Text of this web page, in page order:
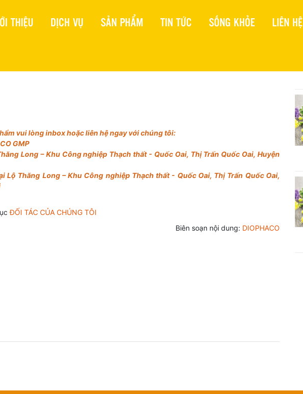
THIỆU DỊCH VỤ SẢN PHẨM
Hệ Tiêu Hóa
Ung Thư - Miễn Dịch
Hệ Hô Hấp
Giảm Cân
TIN TỨC SỐNG KHỎE LIÊN HỆ
TÔI
vui lòng inbox hoặc liên hệ ngay với chúng tôi:
GMP
Long – Khu Công nghiệp Thạch thất - Quốc Oai, Thị Trấn Quốc Oai, Huyện
Lộ Thăng Long – Khu Công nghiệp Thạch thất - Quốc Oai, Thị Trấn Quốc Oai,
ĐỐI TÁC CỦA CHÚNG TÔI
Biên soạn nội dung: DIOPHACO